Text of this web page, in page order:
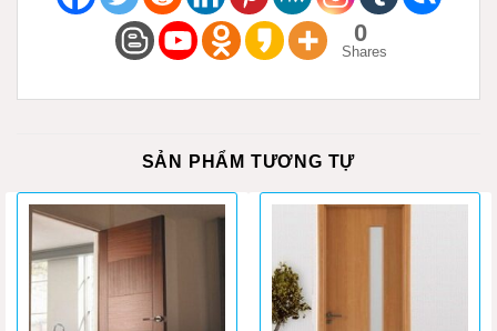
0
Shares
SẢN PHẨM TƯƠNG TỰ